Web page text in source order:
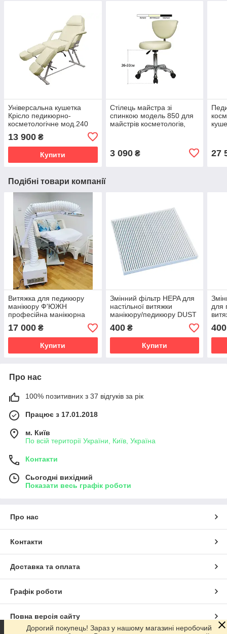
Універсальна кушетка
Крісло педикюрно-
косметологічне мод.240
кушетка для педикюру для
косметолога
13 900 ₴
Купити
Стілець майстра зі
спинкою модель 850 для
майстрів косметологів,
3 090₴ 27
Подібні товари компанії
Витяжка для педикюру
манікюру Ф'ЮЖН
професійна манікюрна
витяжка для педикюру з
LED лампою та гофрою
17 000 ₴
Купити
Змінний фільтр HEPA для
настільної витяжки
манікюру/педикюру DUST
ProN1
400₴
Купити
для
400
Про нас
100% позитивних з 37 відгуків за рік
Працює з 17.01.2018
м. Київ
По всій території України, Київ, Україна
Контакти
Сьогодні вихідний
Показати весь графік роботи
Про нас
Контакти
Доставка та оплата
Графік роботи
Повна версія сайту
Дорогий покупець! Зараз у нашому магазині неробочий